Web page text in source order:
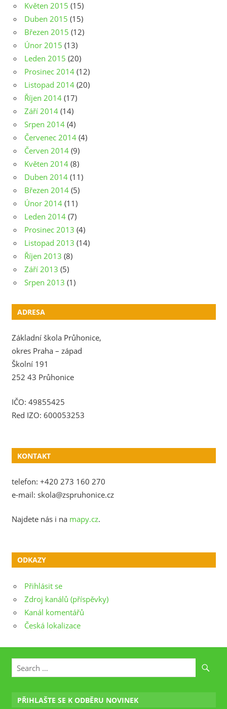
Květen 2015 (15)
Duben 2015 (15)
Březen 2015 (12)
Únor 2015 (13)
Leden 2015 (20)
Prosinec 2014 (12)
Listopad 2014 (20)
Říjen 2014 (17)
Září 2014 (14)
Srpen 2014 (4)
Červenec 2014 (4)
Červen 2014 (9)
Květen 2014 (8)
Duben 2014 (11)
Březen 2014 (5)
Únor 2014 (11)
Leden 2014 (7)
Prosinec 2013 (4)
Listopad 2013 (14)
Říjen 2013 (8)
Září 2013 (5)
Srpen 2013 (1)
ADRESA
Základní škola Průhonice,
okres Praha – západ
Školní 191
252 43 Průhonice
IČO: 49855425
Red IZO: 600053253
KONTAKT
telefon: +420 273 160 270
e-mail: skola@zspruhonice.cz
Najdete nás i na mapy.cz.
ODKAZY
Přihlásit se
Zdroj kanálů (příspěvky)
Kanál komentářů
Česká lokalizace
PŘIHLAŠTE SE K ODBĚRU NOVINEK